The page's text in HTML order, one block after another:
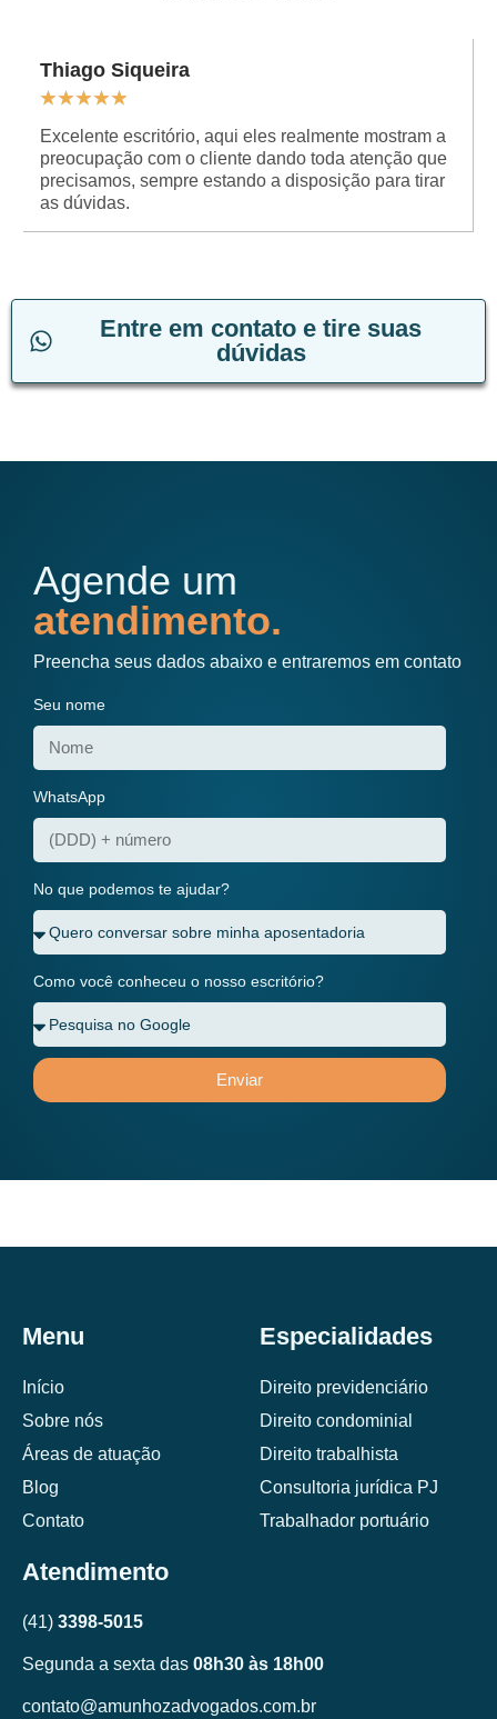
Thiago Siqueira
★★★★★
Excelente escritório, aqui eles realmente mostram a
preocupação com o cliente dando toda atenção que
precisamos, sempre estando a disposição para tirar
as dúvidas.
Entre em contato e tire suas
dúvidas
Agende um
atendimento.
Preencha seus dados abaixo e entraremos em contato
Seu nome
WhatsApp
No que podemos te ajudar?
Como você conheceu o nosso escritório?
Enviar
Menu
Início
Sobre nós
Áreas de atuação
Blog
Contato
Especialidades
Direito previdenciário
Direito condominial
Direito trabalhista
Consultoria jurídica PJ
Trabalhador portuário
Atendimento
(41) 3398-5015
Segunda a sexta das 08h30 às 18h00
contato@amunhozadvogados.com.br